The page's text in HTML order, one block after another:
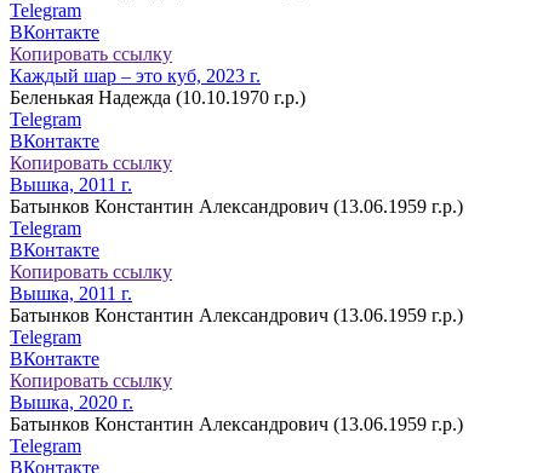
Telegram
ВКонтакте
Копировать ссылку
Каждый шар – это куб, 2023 г.
Беленькая Надежда (10.10.1970 г.р.)
Telegram
ВКонтакте
Копировать ссылку
Вышка, 2011 г.
Батынков Константин Александрович (13.06.1959 г.р.)
Telegram
ВКонтакте
Копировать ссылку
Вышка, 2011 г.
Батынков Константин Александрович (13.06.1959 г.р.)
Telegram
ВКонтакте
Копировать ссылку
Вышка, 2020 г.
Батынков Константин Александрович (13.06.1959 г.р.)
Telegram
ВКонтакте